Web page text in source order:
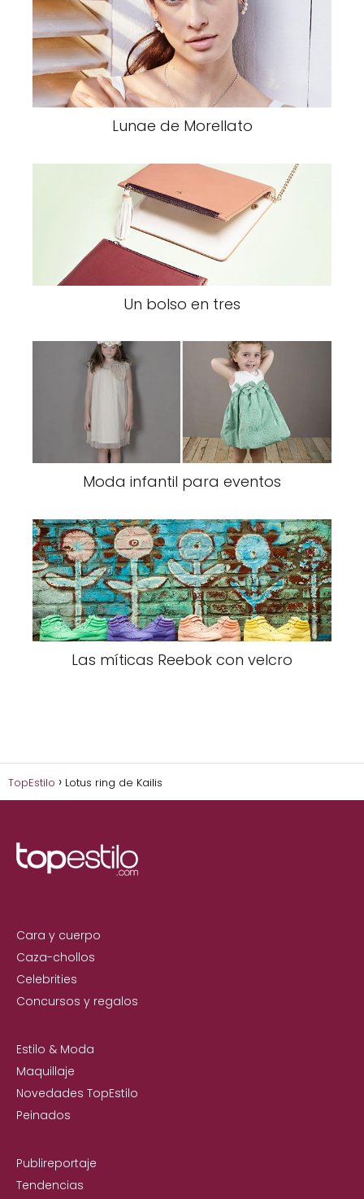
Lunae de Morellato
Un bolso en tres
Moda infantil para eventos
Las míticas Reebok con velcro
TopEstilo Lotus ring de Kailis
Cara y cuerpo
Caza-chollos
Celebrities
Concursos y regalos
Estilo & Moda
Maquillaje
Novedades TopEstilo
Peinados
Publireportaje
Tendencias